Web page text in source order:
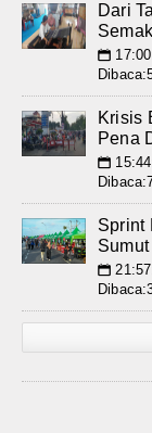
Dari
📅
Krisis
Pena
📅
Sprint
📅